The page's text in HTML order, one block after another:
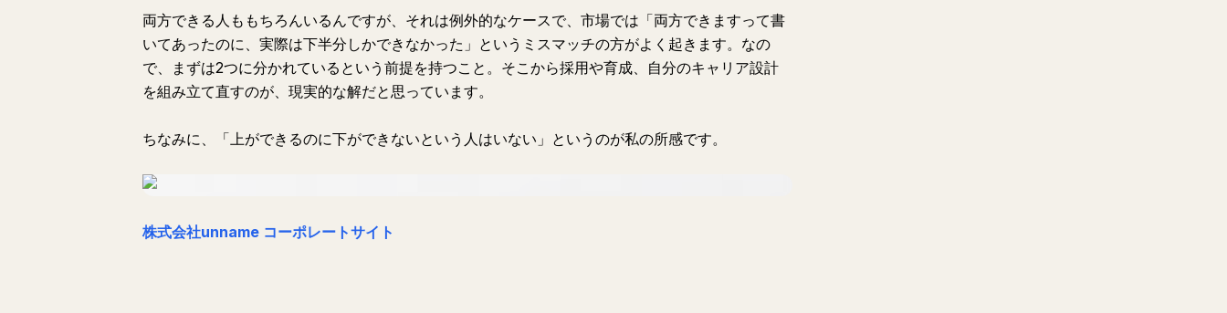
両方できる人ももちろんいるんですが、それは例外的なケースで、市場では「両方できますって書
いてあったのに、実際は下半分しかできなかった」というミスマッチの方がよく起きます。なの
で、まずは2つに分かれているという前提を持つこと。そこから採用や育成、自分のキャリア設計
を組み立て直すのが、現実的な解だと思っています。
ちなみに、「上ができるのに下ができないという人はいない」というのが私の所感です。
株式会社unname コーポレートサイト